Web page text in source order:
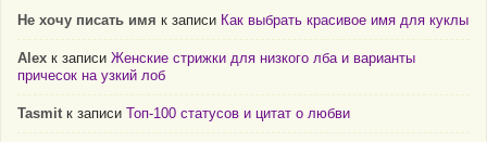
Не хочу писать имя к записи Как выбрать красивое имя для куклы
Alex к записи Женские стрижки для низкого лба и варианты
причесок на узкий лоб
Tasmit к записи Топ-100 статусов и цитат о любви